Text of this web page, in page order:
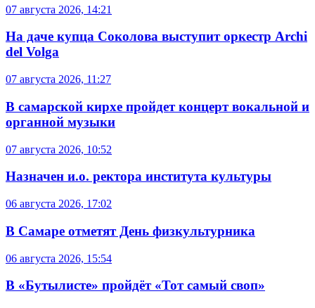
07 августа 2026, 14:21
На даче купца Соколова выступит оркестр Archi
del Volga
07 августа 2026, 11:27
В самарской кирхе пройдет концерт вокальной и
органной музыки
07 августа 2026, 10:52
Назначен и.о. ректора института культуры
06 августа 2026, 17:02
В Самаре отметят День физкультурника
06 августа 2026, 15:54
В «Бутылисте» пройдёт «Тот самый своп»